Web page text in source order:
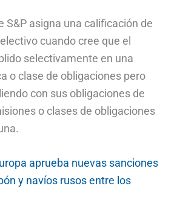
S&P asigna una calificación de
cuando cree que el
selectivamente en una
o clase de obligaciones pero
con sus obligaciones de
o clases de obligaciones
aprueba nuevas sanciones
y navíos rusos entre los